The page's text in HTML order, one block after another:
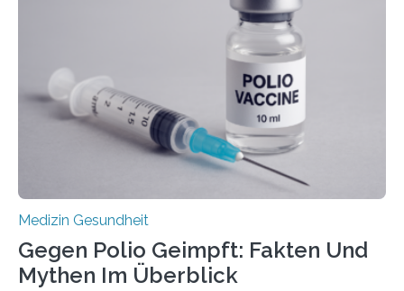
nur Tumorschwachstellen angreifen und normales
Gewebe verschonen. Forschende um Daniel Merk vom
Hertie-Institut für klinische Hirnforschung am
Universitätsklinikum Tübingen haben eine solche
Schwachstelle im Erbgut einer Untergruppe des
Medulloblastoms gefunden. Die Wilhelm Sander-
Stiftung unterstützte das Projekt…
Medizin Gesundheit
Gegen Polio Geimpft: Fakten Und
Mythen Im Überblick